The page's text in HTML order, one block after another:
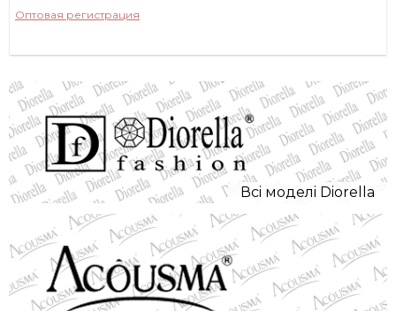
Оптовая регистрация
Всi моделi Diorella